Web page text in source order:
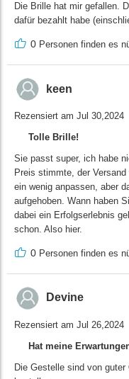
Die Brille hat mir gefallen.
dafür bezahlt habe
0 Personen finden es
keen
Rezensiert am Jul 30,2024
Tolle Brille!
Sie passt super, ich habe
Preis stimmte, der
ein wenig anpassen, aber
aufgehoben. Wann haben
dabei ein Erfolgserlebnis
schon. Also hier.
0 Personen finden es
Devine
Rezensiert am Jul 26,2024
Hat meine
Die Gestelle sind von